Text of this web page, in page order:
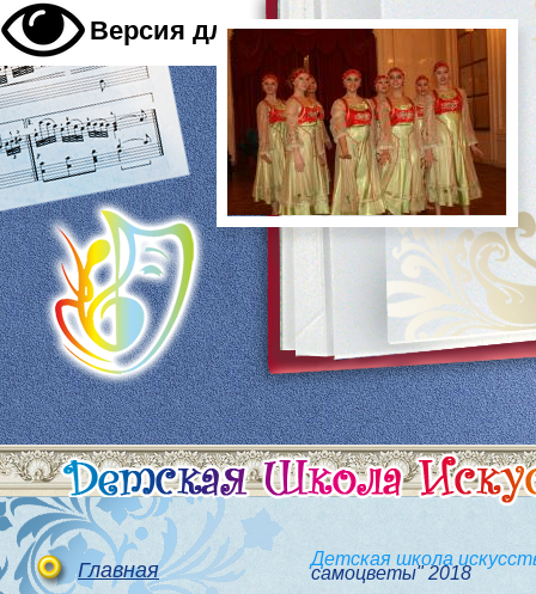
Версия для слабовидящих A A A
Главная
Детская школа
самоцветы" 2018